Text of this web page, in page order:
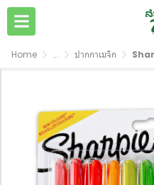
Home ... ปากกาเมจิก Sharpie ป